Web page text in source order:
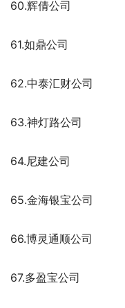
60.辉倩公司
61.如鼎公司
62.中泰汇财公司
63.神灯路公司
64.尼建公司
65.金海银宝公司
66.博灵通顺公司
67.多盈宝公司